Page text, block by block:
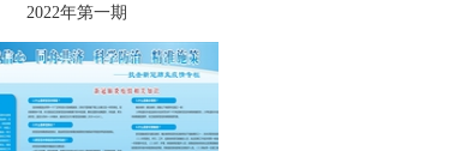
2022年第一期